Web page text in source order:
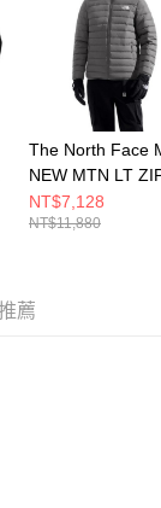
The North Face
NEW MTN LT
DOWN JACKET
男 羽絨外套
NT$7,128
NT$11,880
薦